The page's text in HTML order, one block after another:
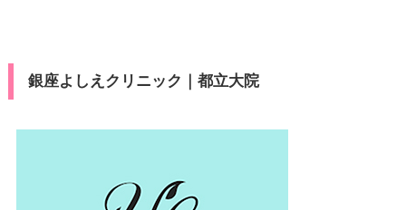
銀座よしえクリニック｜都立大院